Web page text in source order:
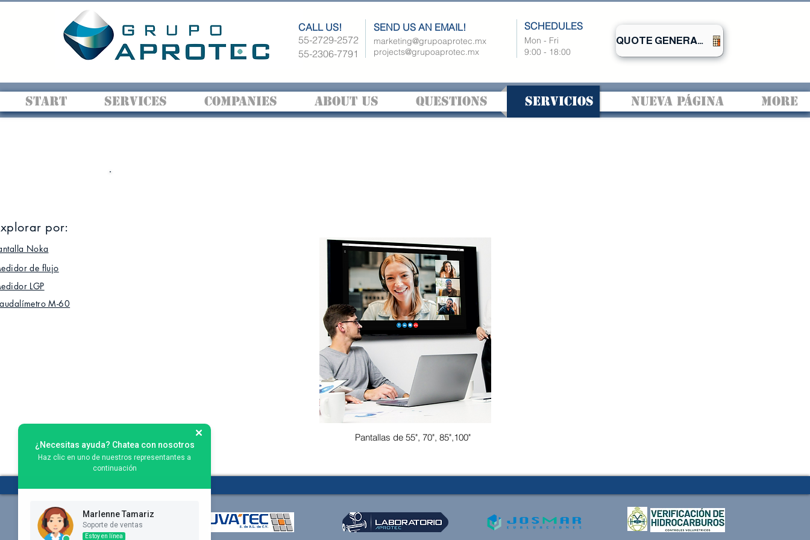
CALL US!
55-2729-2572
55-2306-7791
SEND US AN EMAIL!
marketing@grupoaprotec.mx
projects@grupoaprotec.mx
SCHEDULES
Mon - Fri
9:00 - 18:00
QUOTE GENERATOR
START SERVICES COMPANIES ABOUT US QUESTIONS Servicios Nueva página More
por:
Noka
de flujo
LGP
M-60
Pantallas de 55", 70", 85",100"
¿Necesitas ayuda? Chatea con nosotros
Haz clic en uno de nuestros representantes a
continuación
Marlenne Tamariz
Soporte de ventas
Estoy en línea